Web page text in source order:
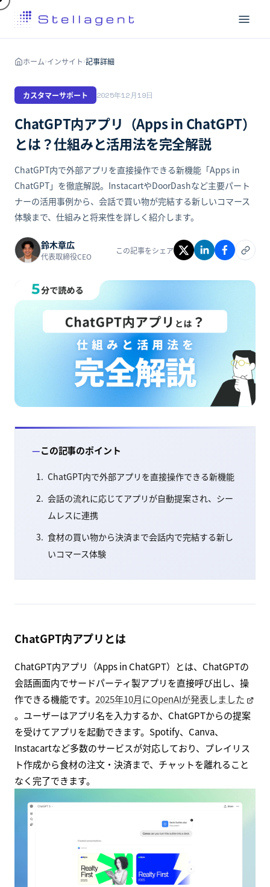
ホーム›インサイト ›記事詳細
カスタマーサポート 2025年12月19日
ChatGPT内アプリ（Apps in ChatGPT）
とは？仕組みと活用法を完全解説
ChatGPT内で外部アプリを直接操作できる新機能「Apps in
ChatGPT」を徹底解説。InstacartやDoorDashなど主要パート
ナーの活用事例から、会話で買い物が完結する新しいコマース
体験まで、仕組みと将来性を詳しく紹介します。
鈴木章広
代表取締役CEO
この記事をシェア
この記事のポイント
ChatGPT内で外部アプリを直接操作できる新機能
会話の流れに応じてアプリが自動提案され、シー
ムレスに連携
食材の買い物から決済まで会話内で完結する新し
いコマース体験
ChatGPT内アプリとは
ChatGPT内アプリ（Apps in ChatGPT）とは、ChatGPTの
会話画面内でサードパーティ製アプリを直接呼び出し、操
作できる機能です。 2025年10月にOpenAIが発表しました
。ユーザーはアプリ名を入力するか、ChatGPTからの提案
を受けてアプリを起動できます。Spotify、Canva、
Instacartなど多数のサービスが対応しており、プレイリス
ト作成から食材の注文・決済まで、チャットを離れること
なく完了できます。